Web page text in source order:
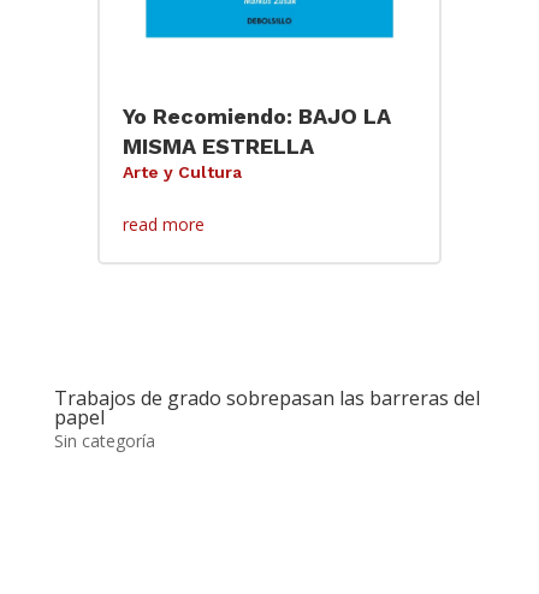
Yo Recomiendo: BAJO LA
MISMA ESTRELLA
Arte y Cultura
read more
Trabajos de grado sobrepasan las barreras del
papel
Sin categoría